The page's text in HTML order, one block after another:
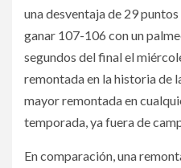
una desventaja de 29
ganar 107-106 con un
segundos del final el
remontada en la historia de
mayor remontada en
temporada, ya fuera de
En comparación, una